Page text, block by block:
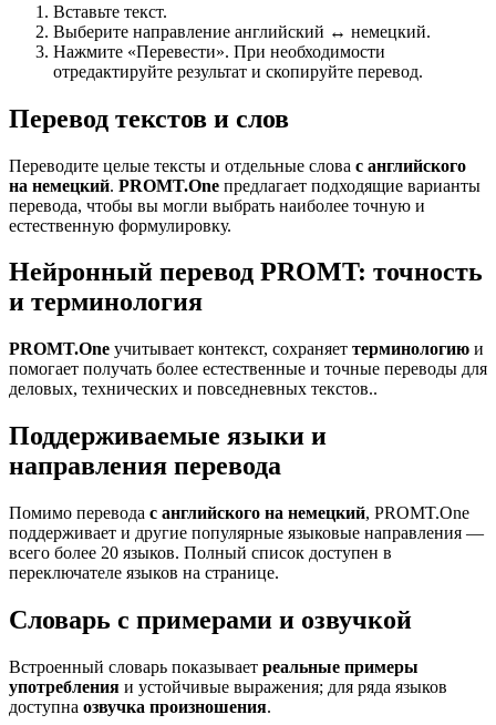
Вставьте текст.
Выберите направление английский ↔ немецкий.
Нажмите «Перевести». При необходимости
отредактируйте результат и скопируйте перевод.
Перевод текстов и слов
Переводите целые тексты и отдельные слова с английского
на немецкий. PROMT.One предлагает подходящие варианты
перевода, чтобы вы могли выбрать наиболее точную и
естественную формулировку.
Нейронный перевод PROMT: точность
и терминология
PROMT.One учитывает контекст, сохраняет терминологию и
помогает получать более естественные и точные переводы для
деловых, технических и повседневных текстов..
Поддерживаемые языки и
направления перевода
Помимо перевода с английского на немецкий, PROMT.One
поддерживает и другие популярные языковые направления —
всего более 20 языков. Полный список доступен в
переключателе языков на странице.
Словарь с примерами и озвучкой
Встроенный словарь показывает реальные примеры
употребления и устойчивые выражения; для ряда языков
доступна озвучка произношения.